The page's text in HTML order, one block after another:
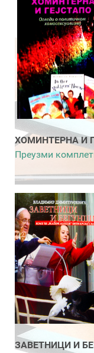
ХОМИНТЕРНА И
Преузми
ЗАВЕТНИЦИ И